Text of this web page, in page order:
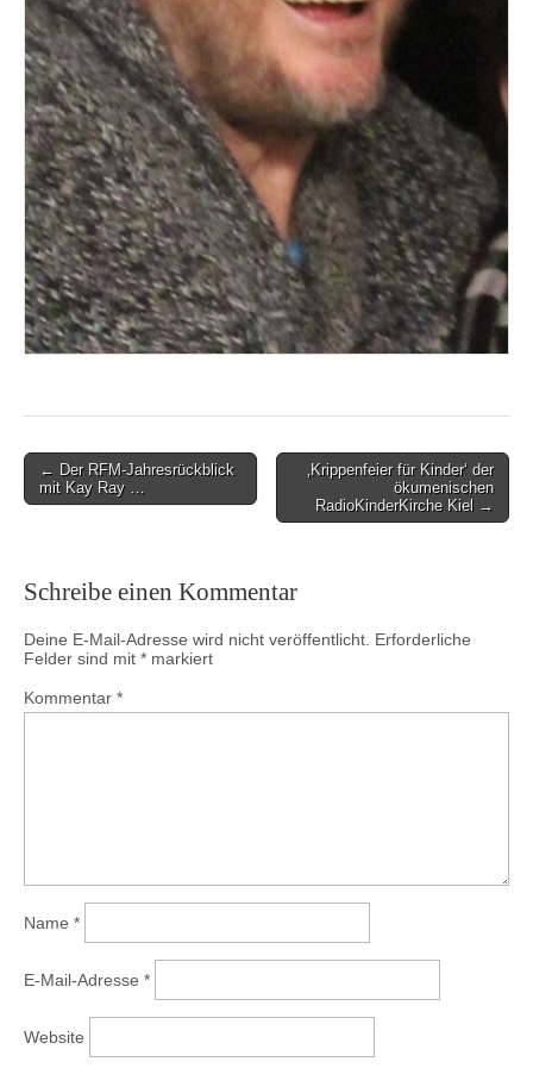
Post
navigation
← Der RFM-Jahresrückblick
mit Kay Ray …
‚Krippenfeier für Kinder‘ der
ökumenischen
RadioKinderKirche Kiel →
Schreibe einen Kommentar
Deine E-Mail-Adresse wird nicht veröffentlicht. Erforderliche
Felder sind mit * markiert
Kommentar *
Name *
E-Mail-Adresse *
Website